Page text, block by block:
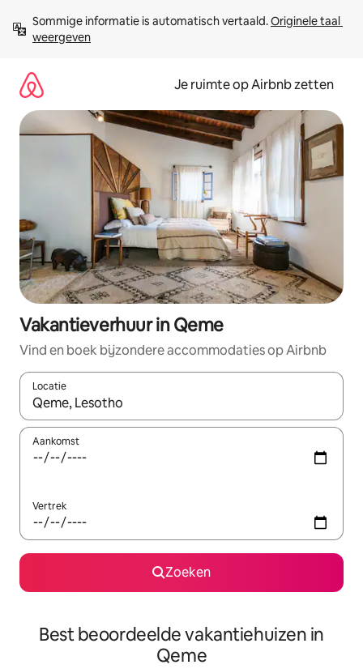
direct
naar
Sommige informatie is automatisch vertaald. Originele taal
weergeven
Je ruimte op Airbnb zetten
Vakantieverhuur in Qeme
Vind en boek bijzondere accommodaties op Airbnb
Locatie
Wanneer er suggesties beschikbaar zijn, maak je een keuze
Aankomst
Vertrek
Zoeken
Best beoordeelde vakantiehuizen in
Qeme